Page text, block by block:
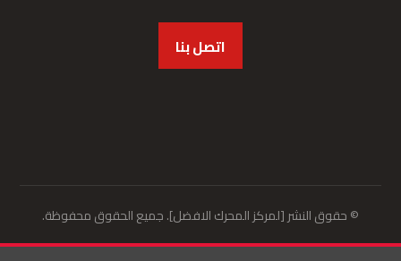
اتصل بنا
© حقوق النشر [لمركز المحرك الافضل]. جميع الحقوق محفوظة.